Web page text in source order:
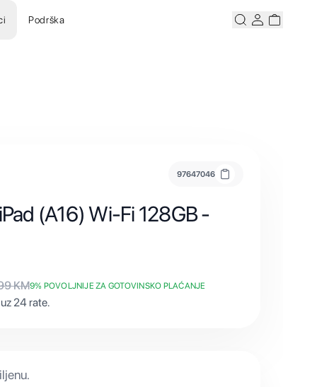
Podrška PretražiKorisnicki
97647046
(A16) Wi-Fi 128GB -
KM9% POVOLJNIJE ZA GOTOVINSKO PLAĆANJE
24 rate.